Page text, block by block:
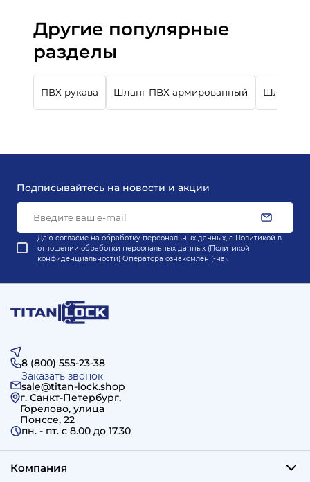
Другие популярные
разделы
ПВХ рукава Шланг ПВХ армированный Шланг
Подписывайтесь на новости и акции
Даю согласие на обработку персональных данных, с Политикой в
отношении обработки персональных данных (Политикой
конфиденциальности) Оператора ознакомлен (-на).
8 (800) 555-23-38
Заказать звонок
sale@titan-lock.shop
г. Санкт-Петербург,
Горелово, улица
Понссе, 22
пн. - пт. c 8.00 до 17.30
Компания